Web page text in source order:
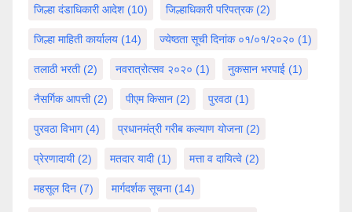
जिल्हा दंडाधिकारी आदेश (10) जिल्हाधिकारी परिपत्रक(2)
जिल्हा माहिती कार्यालय (14) ज्येष्ठता सूची दिनांक ०१/०१/२०२० (1)
तलाठी भरती(2) नवरात्रोत्सव २०२० (1) नुकसान भरपाई (1)
नैसर्गिक आपत्ती(2) पीएम किसान (2) पुरवठा(1)
पुरवठा विभाग(4) प्रधानमंत्री गरीब कल्याण योजना(2)
प्रेरणादायी(2) मतदार यादी(1) मत्ता व दायित्वे (2)
महसूल दिन (7) मार्गदर्शक सूचना(14)